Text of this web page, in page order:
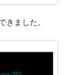
きました。